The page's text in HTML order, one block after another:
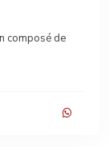
composé de